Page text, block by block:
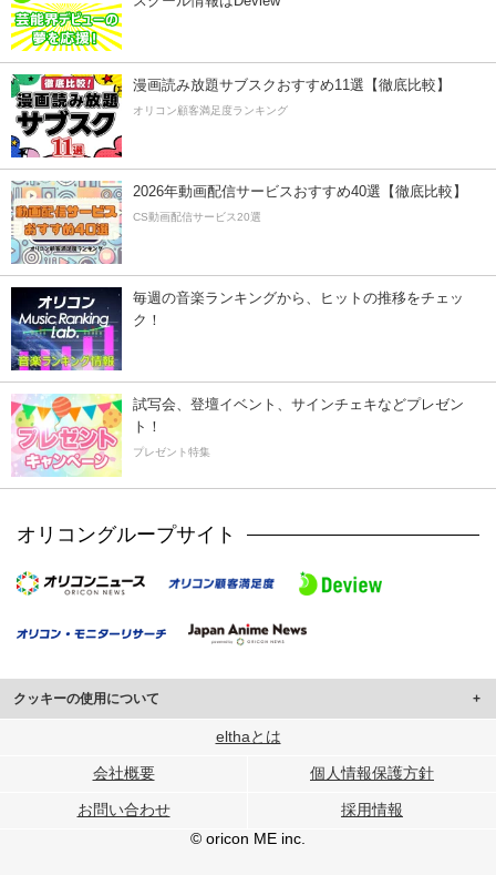
漫画読み放題サブスクおすすめ11選【徹底比較】
オリコン顧客満足度ランキング
2026年動画配信サービスおすすめ40選【徹底比較】
CS動画配信サービス20選
毎週の音楽ランキングから、ヒットの推移をチェッ
ク！
試写会、登壇イベント、サインチェキなどプレゼン
ト！
プレゼント特集
オリコングループサイト
クッキーの使用について
このサイトでは Cookie を使用して、ユーザーに合わせたコンテンツや広告の
行っています。
メディアや広告配信、データ解析の各パートナーに提供しています。
各パートナーは、この情報とユーザーが各パートナーに提供した他の情報や、
ユーザーが各パートナーのサービスを使用したときに収集した他の情報を組み
elthaとは
会社概要 個人情報保護方針
お問い合わせ
採用情報
© oricon ME inc.